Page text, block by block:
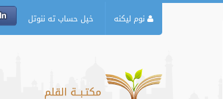
نوم لیکنه خپل حساب ته ننوتل